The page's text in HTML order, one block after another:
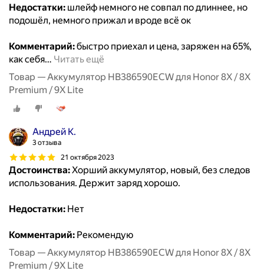
Недостатки: шлейф немного не совпал по длиннее, но
подошёл, немного прижал и вроде всё ок
Комментарий:быстро приехал и цена, заряжен на 65%,
как себя… Читать ещё
Товар — Аккумулятор HB386590ECW для Honor 8X / 8X
Premium / 9X Lite
Андрей К.
3 отзыва
21 октября 2023
Достоинства:Хорший аккумулятор, новый, без следов
использования. Держит заряд хорошо.
Недостатки: Нет
Комментарий: Рекомендую
Товар — Аккумулятор HB386590ECW для Honor 8X / 8X
Premium / 9X Lite